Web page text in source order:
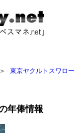
＞
東京ヤクルトスワロー
年俸情報